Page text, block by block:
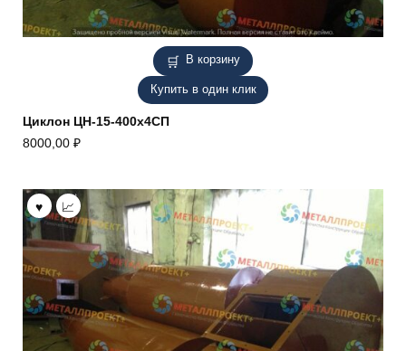
В корзину
Купить в один клик
Циклон ЦН-15-400х4СП
8000,00 ₽